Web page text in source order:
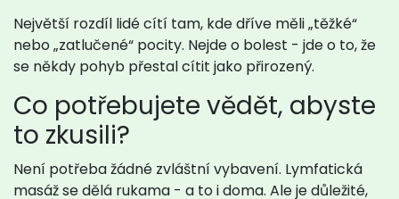
Největší rozdíl lidé cítí tam, kde dříve měli „těžké“
nebo „zatlučené“ pocity. Nejde o bolest - jde o to, že
se někdy pohyb přestal cítit jako přirozený.
Co potřebujete vědět, abyste
to zkusili?
Není potřeba žádné zvláštní vybavení. Lymfatická
masáž se dělá rukama - a to i doma. Ale je důležité,